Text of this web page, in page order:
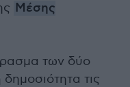
Μέσης
των δύο
τις